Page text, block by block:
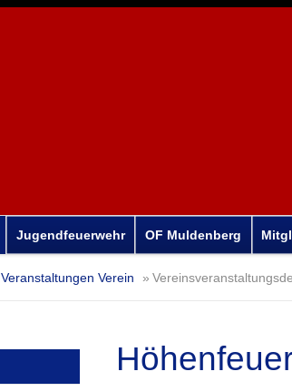
Jugendfeuerwehr OF Muldenberg
Veranstaltungen Verein